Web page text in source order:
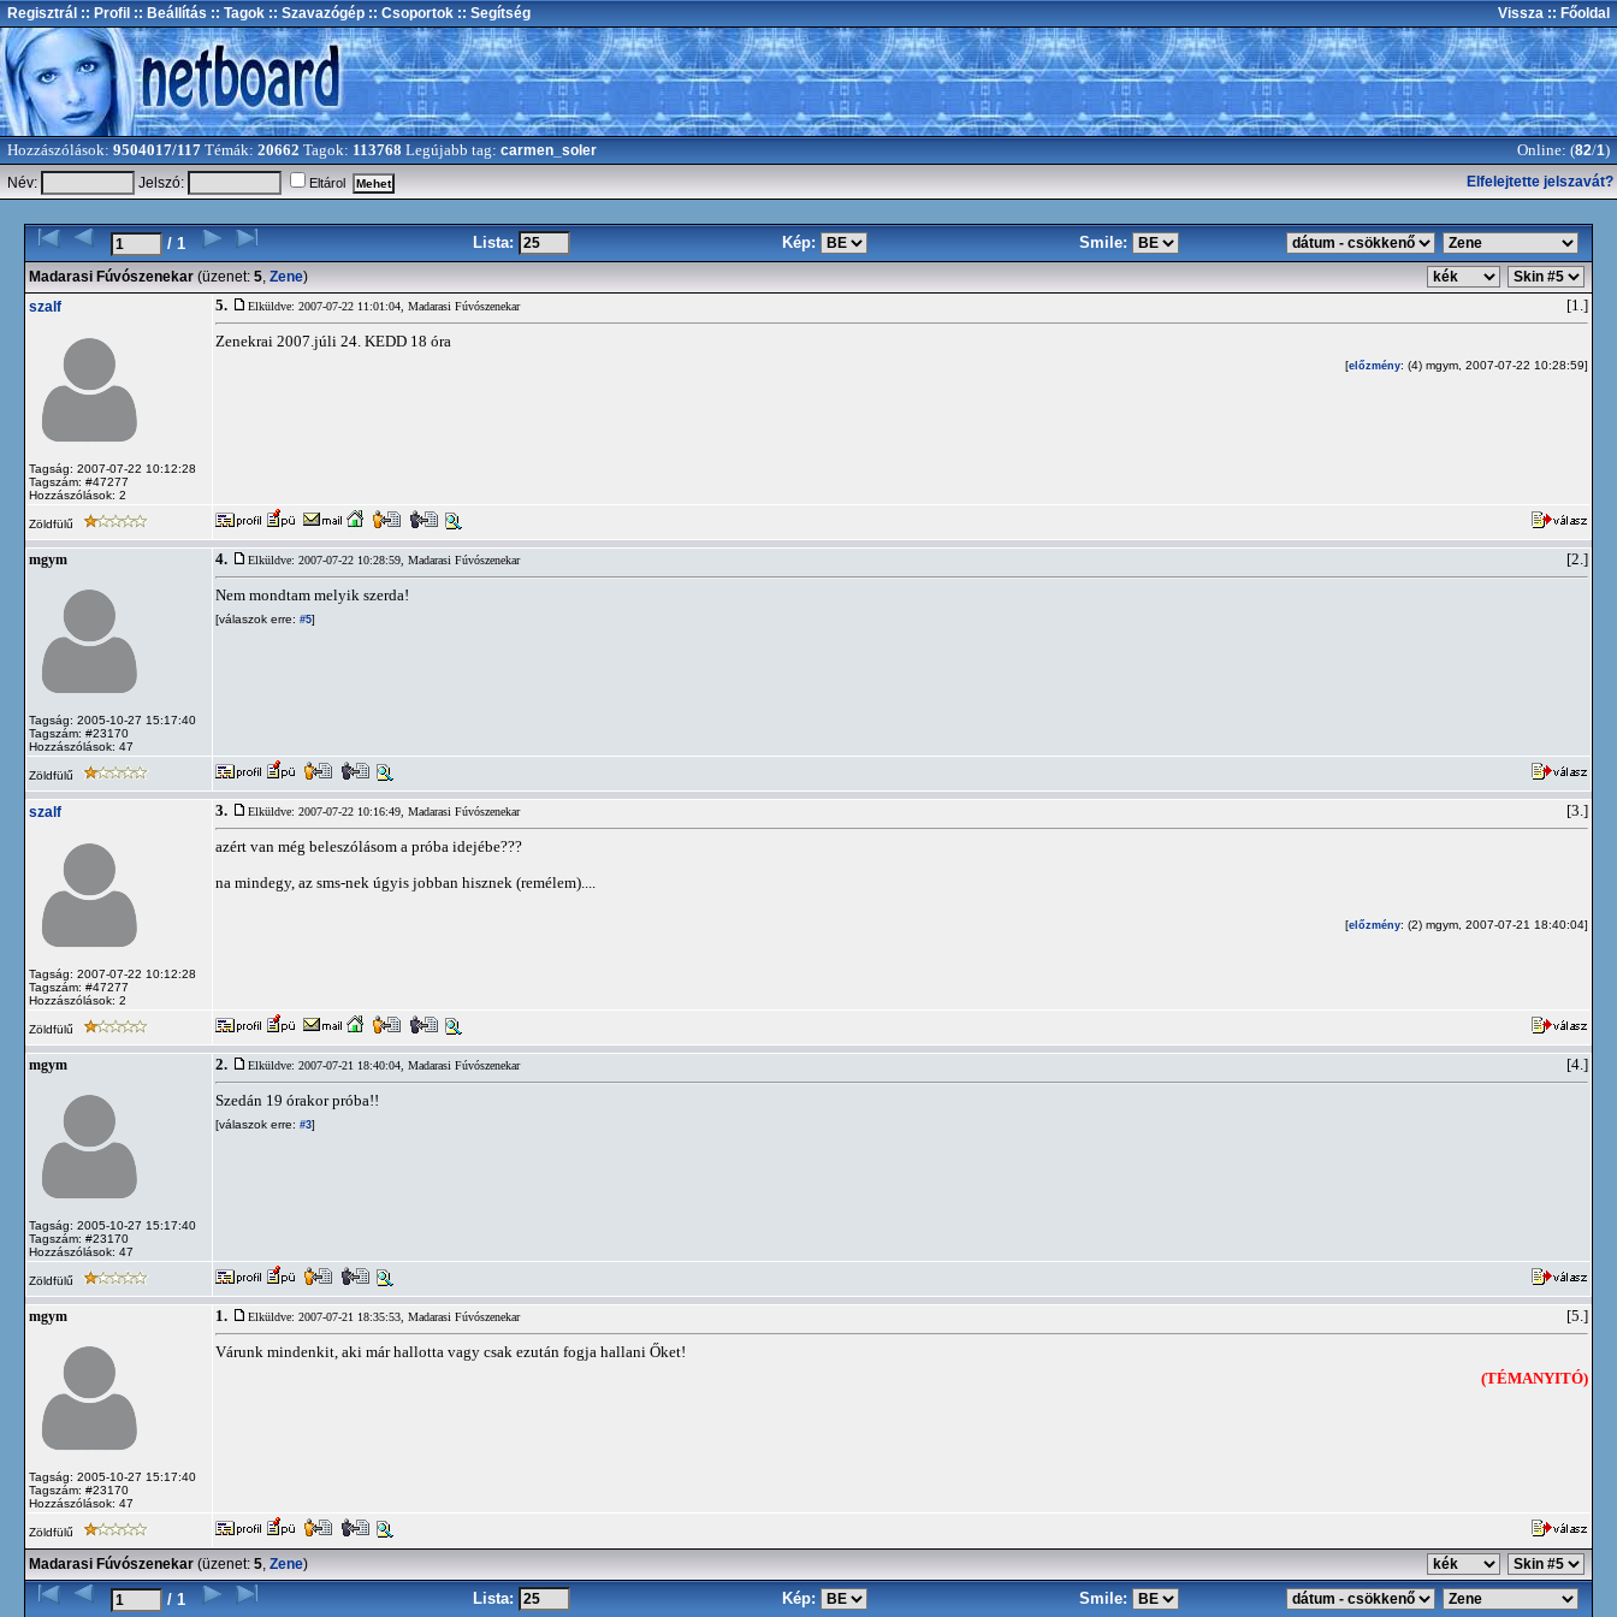
Regisztrál :: Profil :: Beállítás :: Tagok :: Szavazógép :: Csoportok :: Segítség Vissza :: Főoldal
Hozzászólások: 9504017/117 Témák: 20662 Tagok: 113768 Legújabb tag: carmen_soler Online: (82/1)
Név: Jelszó: Eltárol Elfelejtette jelszavát?
/ 1 Lista: Kép: Smile:
Madarasi Fúvószenekar (üzenet: 5, Zene)
szalf
Tagság: 2007-07-22 10:12:28
Tagszám: #47277
Hozzászólások: 2
5. Elküldve: 2007-07-22 11:01:04, Madarasi Fúvószenekar [1.]
Zenekrai 2007.júli 24. KEDD 18 óra
[előzmény: (4) mgym, 2007-07-22 10:28:59]
Zöldfülű
mgym
Tagság: 2005-10-27 15:17:40
Tagszám: #23170
Hozzászólások: 47
4. Elküldve: 2007-07-22 10:28:59, Madarasi Fúvószenekar [2.]
Nem mondtam melyik szerda!
[válaszok erre: #5]
Zöldfülű
szalf
Tagság: 2007-07-22 10:12:28
Tagszám: #47277
Hozzászólások: 2
3. Elküldve: 2007-07-22 10:16:49, Madarasi Fúvószenekar [3.]
azért van még beleszólásom a próba idejébe???
na mindegy, az sms-nek úgyis jobban hisznek (remélem)....
[előzmény: (2) mgym, 2007-07-21 18:40:04]
Zöldfülű
mgym
Tagság: 2005-10-27 15:17:40
Tagszám: #23170
Hozzászólások: 47
2. Elküldve: 2007-07-21 18:40:04, Madarasi Fúvószenekar [4.]
Szedán 19 órakor próba!!
[válaszok erre: #3]
Zöldfülű
mgym
Tagság: 2005-10-27 15:17:40
Tagszám: #23170
Hozzászólások: 47
1. Elküldve: 2007-07-21 18:35:53, Madarasi Fúvószenekar [5.]
Várunk mindenkit, aki már hallotta vagy csak ezután fogja hallani Őket!
(TÉMANYITÓ)
Zöldfülű
Madarasi Fúvószenekar (üzenet: 5, Zene)
/ 1 Lista: Kép: Smile: